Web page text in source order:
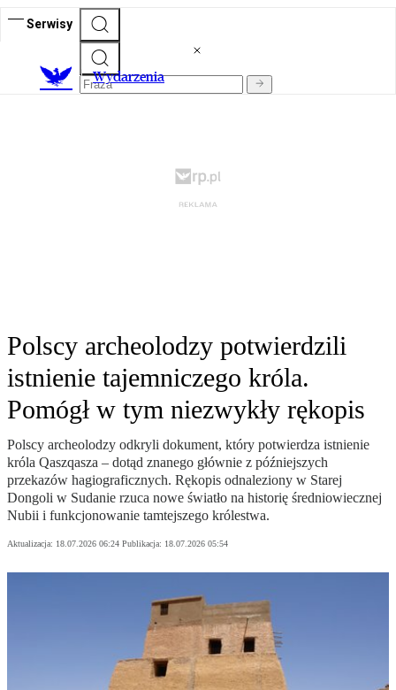
Serwisy
Wydarzenia
Polscy archeolodzy potwierdzili
istnienie tajemniczego króla.
Pomógł w tym niezwykły rękopis
Polscy archeolodzy odkryli dokument, który potwierdza istnienie
króla Qaszqasza – dotąd znanego głównie z późniejszych
przekazów hagiograficznych. Rękopis odnaleziony w Starej
Dongoli w Sudanie rzuca nowe światło na historię średniowiecznej
Nubii i funkcjonowanie tamtejszego królestwa.
Aktualizacja: 18.07.2026 06:24 Publikacja: 18.07.2026 05:54